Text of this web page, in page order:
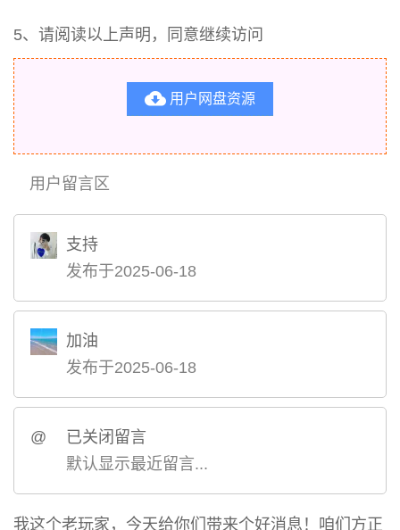
5、请阅读以上声明，同意继续访问
 用户网盘资源
用户留言区
支持
发布于2025-06-18
加油
发布于2025-06-18
@
已关闭留言
默认显示最近留言...
我这个老玩家，今天给你们带来个好消息！咱们方正